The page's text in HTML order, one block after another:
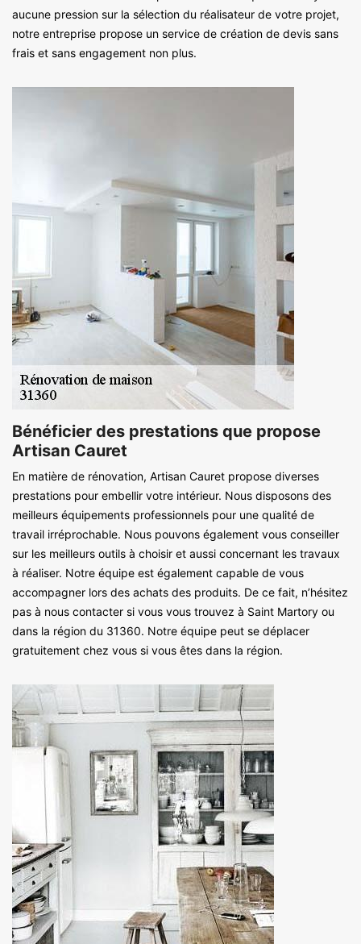
aucune pression sur la sélection du réalisateur de votre projet,
notre entreprise propose un service de création de devis sans
frais et sans engagement non plus.
Bénéficier des prestations que propose
Artisan Cauret
En matière de rénovation, Artisan Cauret propose diverses
prestations pour embellir votre intérieur. Nous disposons des
meilleurs équipements professionnels pour une qualité de
travail irréprochable. Nous pouvons également vous conseiller
sur les meilleurs outils à choisir et aussi concernant les travaux
à réaliser. Notre équipe est également capable de vous
accompagner lors des achats des produits. De ce fait, n’hésitez
pas à nous contacter si vous vous trouvez à Saint Martory ou
dans la région du 31360. Notre équipe peut se déplacer
gratuitement chez vous si vous êtes dans la région.